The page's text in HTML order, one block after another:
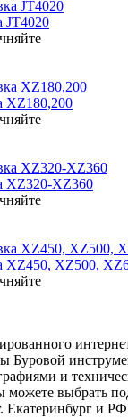
JT4020
XZ180,200
XZ320-XZ360
XZ450, XZ500,
Буровой
и
можете выбрать
Екатеринбург и